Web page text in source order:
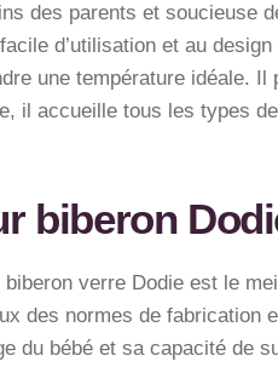
des parents et soucieuse
d’utilisation et au
une température idéale.
il accueille tous les types
biberon
verre Dodie est le
des normes de fabrication
du bébé et sa capacité de